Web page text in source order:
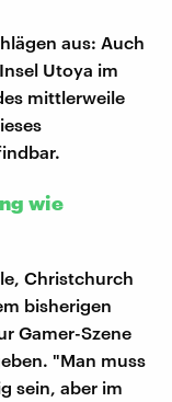
aus: Auch
Utoya im
mittlerweile
wie
Christchurch
bisherigen
Gamer-Szene
"Man muss
sein, aber im